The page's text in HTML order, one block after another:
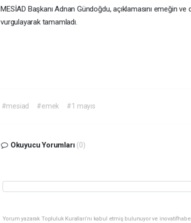
MESİAD Başkanı Adnan Gündoğdu, açıklamasını emeğin
vurgulayarak
#mesiad #emek #1 mayıs
Okuyucu Yorumları (0)
Yorum yazarak Topluluk Kuralları’nı kabul etmiş bulunuyor ve